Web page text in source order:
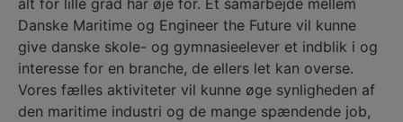
Danske Maritime og Engineer the Future vil kunne
give danske skole- og gymnasieelever et indblik i og
interesse for en branche, de ellers let kan overse.
Vores fælles aktiviteter vil kunne øge synligheden af
den maritime industri og de mange spændende job,